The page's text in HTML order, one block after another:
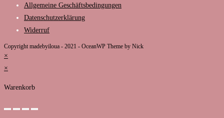
Allgemeine Geschäftsbedingungen
Datenschutzerklärung
Widerruf
Copyright madebyiloua - 2021 - OceanWP Theme by Nick
×
×
Warenkorb